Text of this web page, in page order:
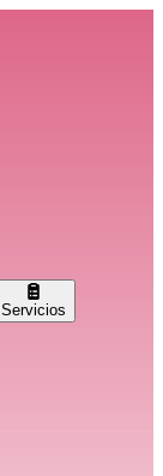
Servicios